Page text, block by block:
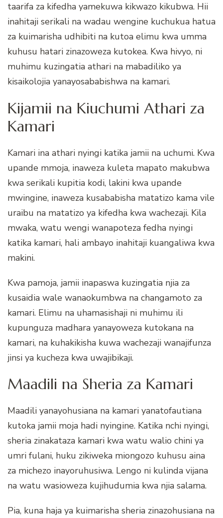
taarifa za kifedha yamekuwa kikwazo kikubwa. Hii
inahitaji serikali na wadau wengine kuchukua hatua
za kuimarisha udhibiti na kutoa elimu kwa umma
kuhusu hatari zinazoweza kutokea. Kwa hivyo, ni
muhimu kuzingatia athari na mabadiliko ya
kisaikolojia yanayosababishwa na kamari.
Kijamii na Kiuchumi Athari za
Kamari
Kamari ina athari nyingi katika jamii na uchumi. Kwa
upande mmoja, inaweza kuleta mapato makubwa
kwa serikali kupitia kodi, lakini kwa upande
mwingine, inaweza kusababisha matatizo kama vile
uraibu na matatizo ya kifedha kwa wachezaji. Kila
mwaka, watu wengi wanapoteza fedha nyingi
katika kamari, hali ambayo inahitaji kuangaliwa kwa
makini.
Kwa pamoja, jamii inapaswa kuzingatia njia za
kusaidia wale wanaokumbwa na changamoto za
kamari. Elimu na uhamasishaji ni muhimu ili
kupunguza madhara yanayoweza kutokana na
kamari, na kuhakikisha kuwa wachezaji wanajifunza
jinsi ya kucheza kwa uwajibikaji.
Maadili na Sheria za Kamari
Maadili yanayohusiana na kamari yanatofautiana
kutoka jamii moja hadi nyingine. Katika nchi nyingi,
sheria zinakataza kamari kwa watu walio chini ya
umri fulani, huku zikiweka miongozo kuhusu aina
za michezo inayoruhusiwa. Lengo ni kulinda vijana
na watu wasioweza kujihudumia kwa njia salama.
Pia, kuna haja ya kuimarisha sheria zinazohusiana na